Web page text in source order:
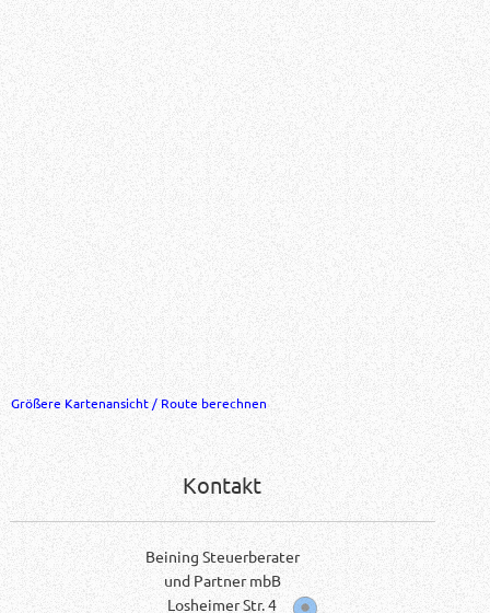
Größere Kartenansicht / Route berechnen
Kontakt
Beining Steuerberater
und Partner mbB
Losheimer Str. 4